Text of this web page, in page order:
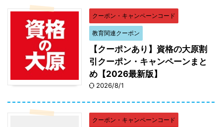
クーポン・キャンペーンコード
教育関連クーポン
【クーポンあり】資格の大原割
引クーポン・キャンペーンまと
め【2026最新版】
2026/8/1
クーポン・キャンペーンコード